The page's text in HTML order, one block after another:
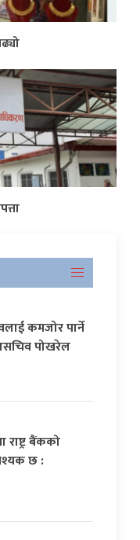
कमजोर पार्ने
पोखरेल
बैंकको
छ :